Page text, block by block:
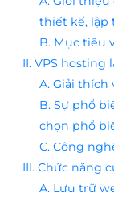
thiết kế, lập
B. Mục tiêu
II. VPS hosting
A. Giải thích
B. Sự phổ
chọn phổ
C. Công
III. Chức năng
A. Lưu trữ